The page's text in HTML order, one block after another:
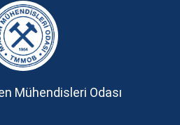
Mühendisleri Odası